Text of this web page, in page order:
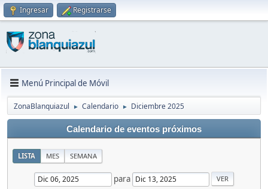
Ingresar Registrarse
Menú Principal de Móvil
ZonaBlanquiazul ► Calendario ► Diciembre 2025
Calendario de eventos próximos
LISTA MES SEMANA
para